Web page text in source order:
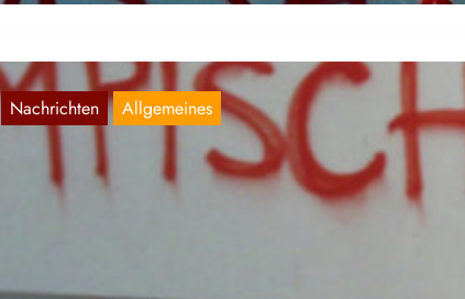
Nachrichten Allgemeines
Berlin: Aktionen gegen das olympische
Massaker
olympische Massaker, die in Berlin durchgeführt wurden: